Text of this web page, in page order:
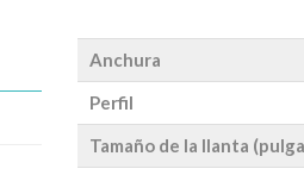
Anchura
Perfil
Tamaño de la llanta